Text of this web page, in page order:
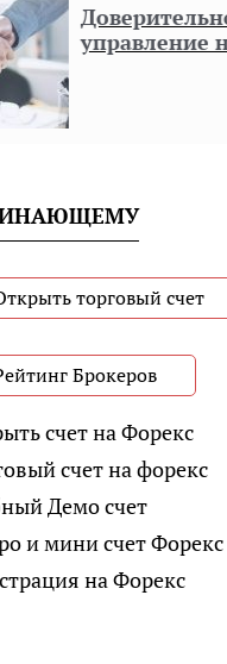
Доверительное
управление на
торговый счет
Брокеров
счет на Форекс
счет на форекс
Демо счет
и мини счет Форекс
на Форекс